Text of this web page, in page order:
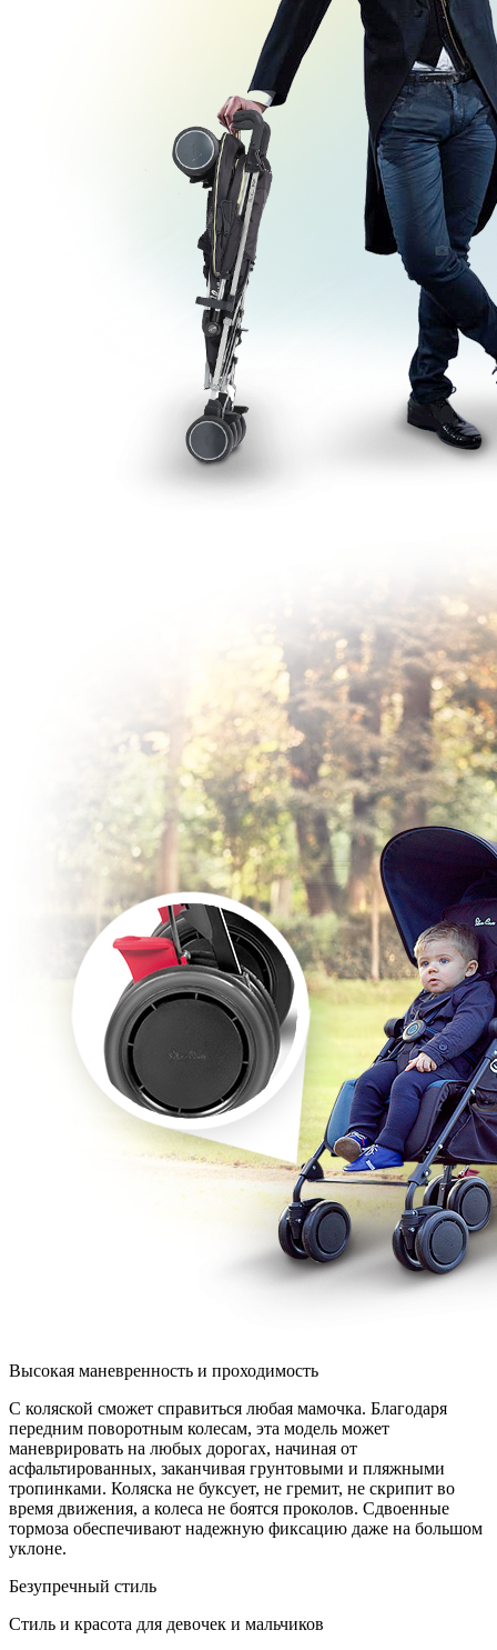
Высокая маневренность и проходимость
С коляской сможет справиться любая мамочка. Благодаря
передним поворотным колесам, эта модель может
маневрировать на любых дорогах, начиная от
асфальтированных, заканчивая грунтовыми и пляжными
тропинками. Коляска не буксует, не гремит, не скрипит во
время движения, а колеса не боятся проколов. Сдвоенные
тормоза обеспечивают надежную фиксацию даже на большом
уклоне.
Безупречный стиль
Стиль и красота для девочек и мальчиков